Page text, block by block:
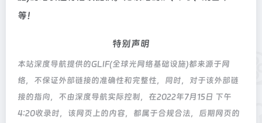
等！
特别声明
本站深度导航提供的GLIF(全球光网络基础设施)都来源于网
络，不保证外部链接的准确性和完整性，同时，对于该外部链
接的指向，不由深度导航实际控制，在2022年7月15日 下午
4:20收录时，该网页上的内容，都属于合规合法，后期网页的